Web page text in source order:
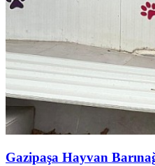
Gazipaşa Hayvan